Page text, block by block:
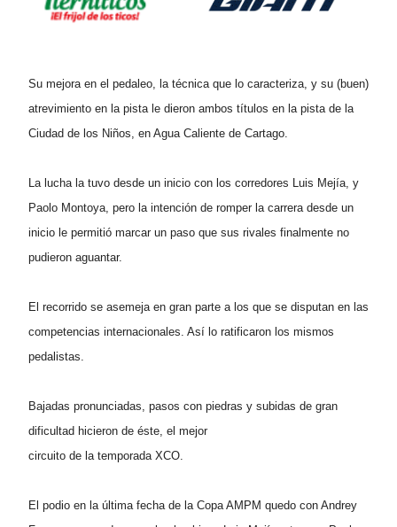
Su mejora en el pedaleo, la técnica que lo caracteriza, y su (buen)
atrevimiento en la pista le dieron ambos títulos en la pista de la
Ciudad de los Niños, en Agua Caliente de Cartago.
La lucha la tuvo desde un inicio con los corredores Luis Mejía, y
Paolo Montoya, pero la intención de romper la carrera desde un
inicio le permitió marcar un paso que sus rivales finalmente no
pudieron aguantar.
El recorrido se asemeja en gran parte a los que se disputan en las
competencias internacionales. Así lo ratificaron los mismos
pedalistas.
Bajadas pronunciadas, pasos con piedras y subidas de gran
dificultad hicieron de éste, el mejor
circuito de la temporada XCO.
El podio en la última fecha de la Copa AMPM quedo con Andrey